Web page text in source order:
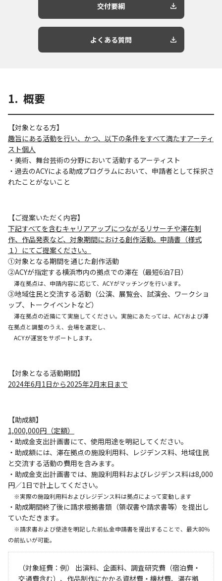
交付要綱
よくある質問
1. 概要
【対象となる方】
趣旨にある活動を行い、かつ、以下の条件をすべて満たすアーティ
スト個人
・美術、舞台芸術の分野において活動するアーティスト
・過去のACYによる助成プログラムにおいて、申請者として採択さ
れたことがないこと
【ご提案いただく内容】
下記すべてを含むキャリアアップにつながるリサーチや滞在制
作、作品発表など、対象期間における創作活動。申請書（様式
１）にてご提案ください。
①対象となる期間を通じた創作活動
②ACYが指定する横浜市内の拠点での滞在（最短6泊7日）
滞在拠点は、申請内容に応じて、ACYがマッチングを行います。
③地域住民と交流する活動（公演、展覧会、試演会、ワークショ
ップ、トークイベントなど）
滞在拠点の近隣にて実施してください。実施にあたっては、ACYおよび滞
在拠点と調整のうえ、会場を選定し、
ACYが運営をサポートします。
【対象となる活動期間】
2024年6月1日から2025年2月末日まで
【助成額】
1,000,000円 （定額）
・助成金支出計画書にて、使用用途を明記してください。
・助成額には、滞在拠点の施設利用料、レジデンス料、地域住民
と交流する活動の費用を含みます。
・助成金支出計画書では、施設利用料およびレジデンス料は8,000
円／1日で計上してください。
※実際の施設利用料およびレジデンス料は拠点によって変動します
・助成期間終了後に請求根拠書類（領収書や請求書等）を提出し
ていただきます。
※請求書および使途を明記した前払金申請書を提出することで、最大80％
の前払いが可能。
（対象経費：例） 出演料、企画料、調査研究費（宿泊費・
交通費含む）、作品制作にかかる資材費・機材費、滞在拠